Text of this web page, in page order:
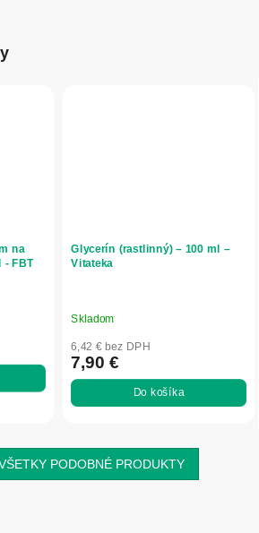
na
- FBT
Glycerín (rastlinný) – 100 ml –
Vitateka
Skladom
6,42 € bez DPH
7,90 €
Do košíka
PODOBNÉ PRODUKTY